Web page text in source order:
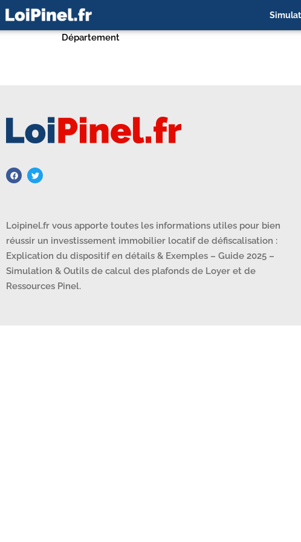
Département
Loipinel.fr vous apporte toutes les informations utiles pour bien
réussir un investissement immobilier locatif de défiscalisation :
Explication du dispositif en détails & Exemples – Guide 2025 –
Simulation & Outils de calcul des plafonds de Loyer et de
Ressources Pinel.